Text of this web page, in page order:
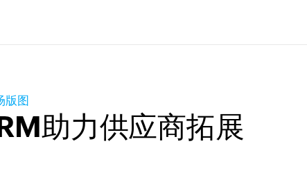
版图
助力供应商拓展